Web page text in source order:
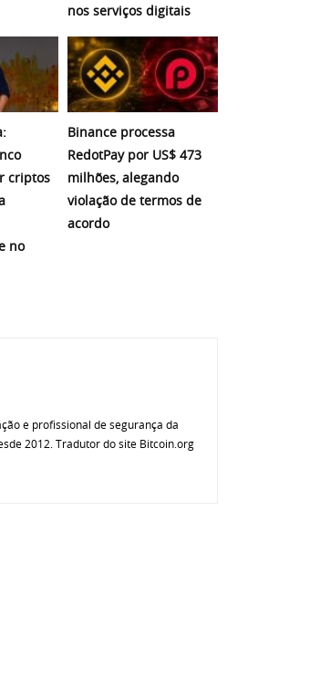
nos serviços digitais
criptos
no
Binance processa
RedotPay por US$ 473
milhões, alegando
violação de termos de
acordo
e profissional de segurança da
2012. Tradutor do site Bitcoin.org